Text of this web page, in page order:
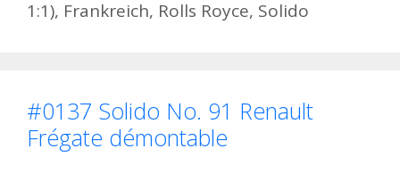
1:1), Frankreich, Rolls Royce, Solido
#0137 Solido No. 91 Renault
Frégate démontable